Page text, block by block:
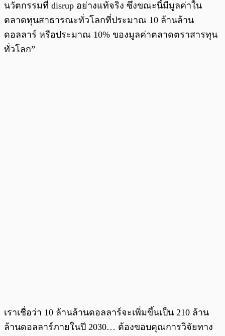
นวัตกรรมที่ disrup อย่างแท้จริง ซึ่งขณะนี้มีมูลค่าใน
ตลาดทุนสาธารณะทั่วโลกที่ประมาณ 10 ล้านล้าน
ดอลลาร์ หรือประมาณ 10% ของมูลค่าตลาดตราสารทุน
ทั่วโลก”
เราเชื่อว่า 10 ล้านล้านดอลลาร์จะเพิ่มขึ้นเป็น 210 ล้าน
ล้านดอลลาร์ภายในปี 2030… ต้องขอบคุณการวิจัยทาง